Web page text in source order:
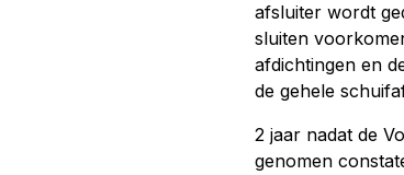
afsluiter wordt
sluiten
afdichtingen en
de gehele
2 jaar nadat de
genomen